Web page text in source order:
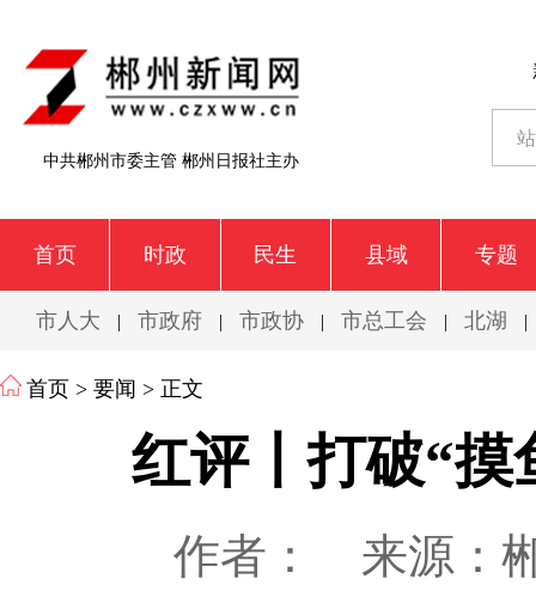
中共郴州市委主管 郴州日报社主办
首页 时政 民生 县域 专题
市人大 | 市政府 | 市政协 | 市总工会 | 北湖 |
首页 > 要闻 > 正文
红评丨打破“摸
作者： 来源：